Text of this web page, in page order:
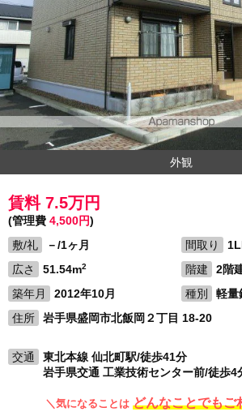
外観
賃料 7.5万円
(管理費 4,500円)
敷/礼
－/1ヶ月 間取り
広さ
51.54m2 階建
2階
築年月
2012年10月 種別
軽量
住所
岩手県盛岡市北飯岡２丁目 18-20
交通
東北本線 仙北町駅/徒歩41分
岩手県交通 工業技術センター前/徒歩4
＼気になることは どんなことでもご